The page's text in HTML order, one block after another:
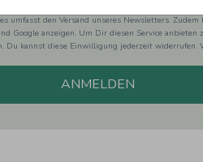
zur Datennutzung für Marketingzwecke: Hiermit
umfasst den Versand unseres Newsletters.
Google anzeigen. Um Dir diesen Service
Du kannst diese Einwilligung jederzeit
ANMELDEN